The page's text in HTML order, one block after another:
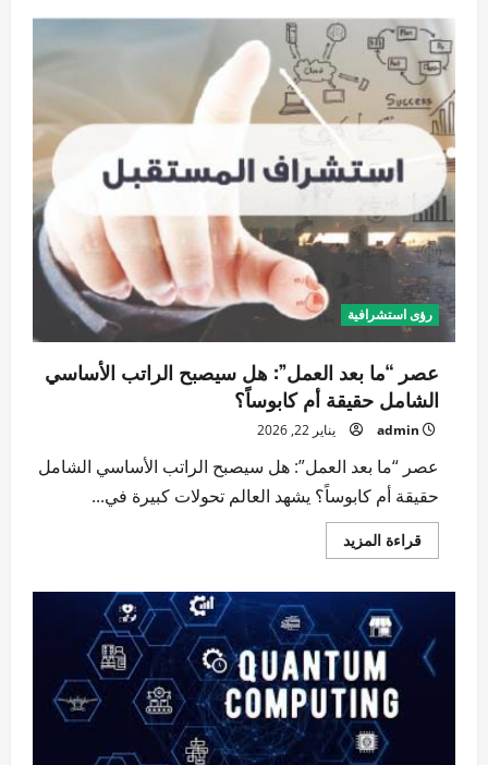
المياه
الرقمية:
عندما
يصبح
الظمأ
محركاً
للصراعات
السيبرانية
رؤى استشرافية
عصر “ما بعد العمل”: هل سيصبح الراتب الأساسي
الشامل حقيقة أم كابوساً؟
admin يناير 22, 2026
عصر “ما بعد العمل”: هل سيصبح الراتب الأساسي الشامل
حقيقة أم كابوساً؟ يشهد العالم تحولات كبيرة في...
قراءة المزيداقرأ
المزيد
بعد
العمل”:
هل
سيصبح
الراتب
الأساسي
الشامل
حقيقة
أم
كابوساً؟